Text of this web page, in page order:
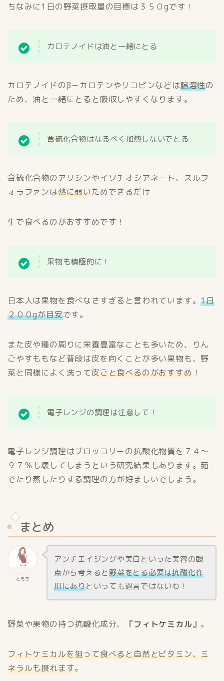
ちなみに1日の野菜摂取量の目標は３５０gです！
カロテノイドは油と一緒にとる
カロテノイドのβ－カロテンやリコピンなどは脂溶性の
ため、油と一緒にとると吸収しやすくなります。
含硫化合物はなるべく加熱しないでとる
含硫化合物のアリシンやイソチオシアネート、スルフ
ォラファンは熱に弱いためできるだけ
生で食べるのがおすすめです！
果物も積極的に！
日本人は果物を食べなさすぎると言われています。1日
２００gが目安です。
また皮や種の周りに栄養豊富なことも多いため、りん
ごやすももなど普段は皮を向くことが多い果物も、野
菜と同様によく洗って皮ごと食べるのがおすすめ！
電子レンジの調理は注意して！
電子レンジ調理はブロッコリーの抗酸化物質を７４～
９７％も壊してしまうという研究結果もあります。茹
でたり蒸したりする調理の方が好ましいでしょう。
まとめ
ともち
アンチエイジングや美白といった美容の観
点から考えると野菜をとる必要は抗酸化作
用にありといっても過言ではないわ！
野菜や果物の持つ抗酸化成分、『フィトケミカル』。
フィトケミカルを狙って食べると自然とビタミン、ミ
ネラルも摂れます。